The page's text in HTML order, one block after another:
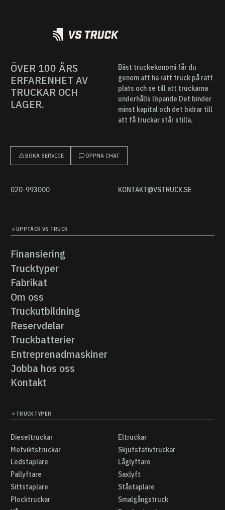
ÖVER 100 ÅRS
ERFARENHET AV
TRUCKAR OCH
LAGER.
Bäst truckekonomi får du
genom att ha rätt truck på rätt
plats och se till att truckarna
underhålls löpande Det binder
minst kapital och det bidrar till
att få truckar står stilla.
BOKA SERVICE ÖPPNA CHAT
020-993000 KONTAKT@VSTRUCK.SE
UPPTÄCK VS TRUCK
Finansiering
Finansiering
Trucktyper
Trucktyper
Fabrikat
Fabrikat
Om oss
Om oss
Truckutbildning
Truckutbildning
Reservdelar
Reservdelar
Truckbatterier
Truckbatterier
Entreprenadmaskiner
Entreprenadmaskiner
Jobba hos oss
Jobba hos oss
Kontakt
TRUCKTYPER
Dieseltruckar
Dieseltruckar
Eltruckar
Eltruckar
Motviktstruckar
Motviktstruckar
Skjutstativtruckar
Skjutstativtruckar
Ledstaplare
Ledstaplare
Låglyftare
Låglyftare
Pallyftare
Pallyftare
Saxlyft
Saxlyft
Sittstaplare
Sittstaplare
Ståstaplare
Ståstaplare
Plocktruckar
Smalgångstruck